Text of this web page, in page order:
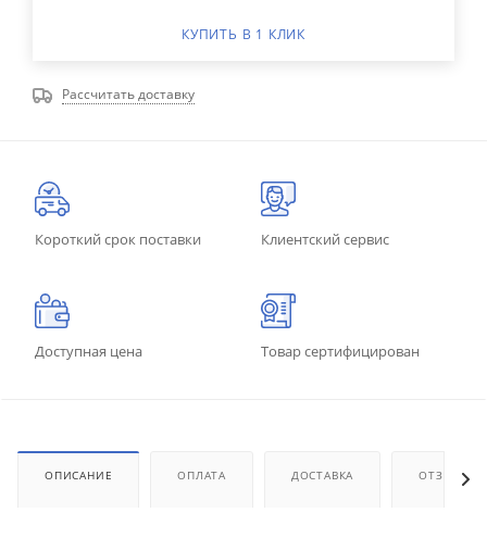
КУПИТЬ В 1 КЛИК
Рассчитать доставку
Короткий срок поставки Клиентский сервис
Доступная цена Товар сертифицирован
ОПИСАНИЕ ОПЛАТА ДОСТАВКА ОТЗЫВЫ